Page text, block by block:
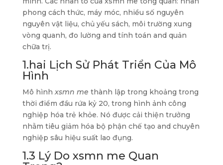
phong cách thức, máy móc, nhiều số nguyên
nguyên vật liệu, chủ yếu sách, môi trường xung
vòng quanh, đo lường and tính toán and quản
chữa trị.
1.hai Lịch Sử Phát Triển Của Mô
Hình
Mô hìnhxsmn me thành lập trong khoảng trong
thời điểm đầu rứa kỷ 20, trong hình ảnh công
nghiệp hóa trẻ khỏe. Nó được cải thiện trưởng
nhằm tiêu giảm hóa bộ phận chế tạo and chuyên
nghiệp sâu hiệu suất lao đụng.
1.3 Lý Do xsmn me Quan